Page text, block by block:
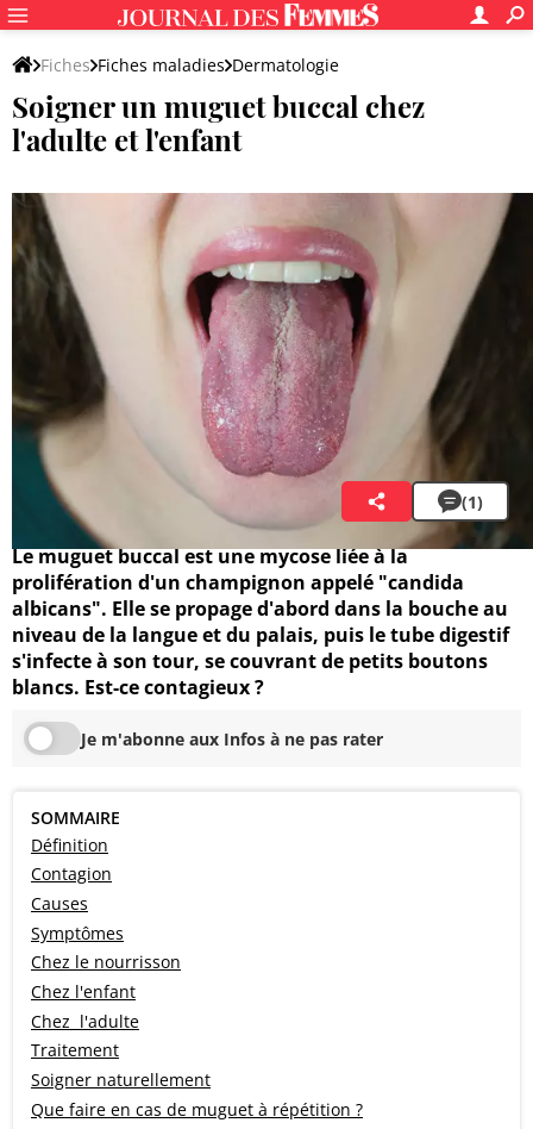
Fiches Fiches maladies Dermatologie
Démangeaisons - Mycoses
Soigner un muguet buccal chez
l'adulte et l'enfant
Dr Claire Lewandowski
17 juillet 2025 01:55 (1)
Le muguet buccal est une mycose liée à la
prolifération d'un champignon appelé "candida
albicans". Elle se propage d'abord dans la bouche au
niveau de la langue et du palais, puis le tube digestif
s'infecte à son tour, se couvrant de petits boutons
blancs. Est-ce contagieux ?
Je m'abonne aux Infos à ne pas rater
SOMMAIRE
Définition
Contagion
Causes
Symptômes
Chez le nourrisson
Chez l'enfant
Chez l'adulte
Traitement
Soigner naturellement
Que faire en cas de muguet à répétition ?